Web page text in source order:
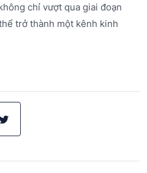
chỉ vượt qua giai đoạn
trở thành một kênh kinh